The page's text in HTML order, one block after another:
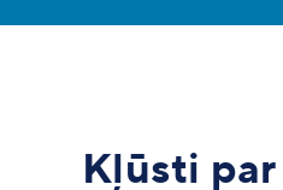
Kļūsti